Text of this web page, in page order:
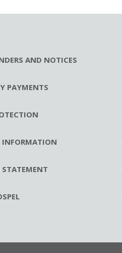
AND NOTICES
PAYMENTS
INFORMATION